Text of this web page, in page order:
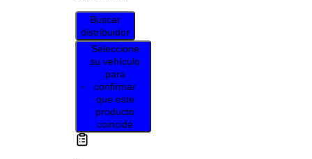
Buscar
distribuidor
Seleccione
su vehículo
para
confirmar
que este
producto
coincide